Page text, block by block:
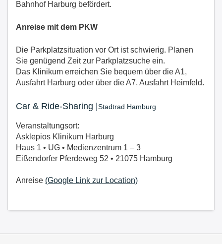
Bahnhof Harburg befördert.
Anreise mit dem PKW
Die Parkplatzsituation vor Ort ist schwierig. Planen
Sie genügend Zeit zur Parkplatzsuche ein.
Das Klinikum erreichen Sie bequem über die A1,
Ausfahrt Harburg oder über die A7, Ausfahrt Heimfeld.
Car & Ride-Sharing | Stadtrad Hamburg
Veranstaltungsort:
Asklepios Klinikum Harburg
Haus 1 • UG • Medienzentrum 1 – 3
Eißendorfer Pferdeweg 52 • 21075 Hamburg
Anreise (Google Link zur Location)